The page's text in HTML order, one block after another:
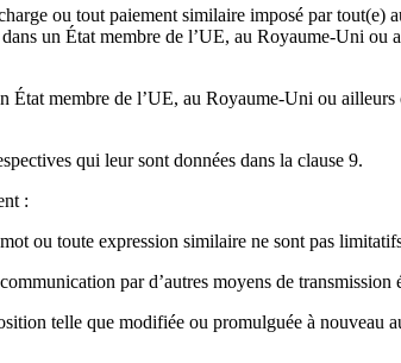
ou tout paiement similaire imposé par tout(e)
un État membre de l’UE, au Royaume-Uni
membre de l’UE, au Royaume-Uni ou
qui leur sont données dans la clause 9.
:
ou toute expression similaire ne sont pas
par d’autres moyens de
telle que modifiée ou promulguée à nouveau